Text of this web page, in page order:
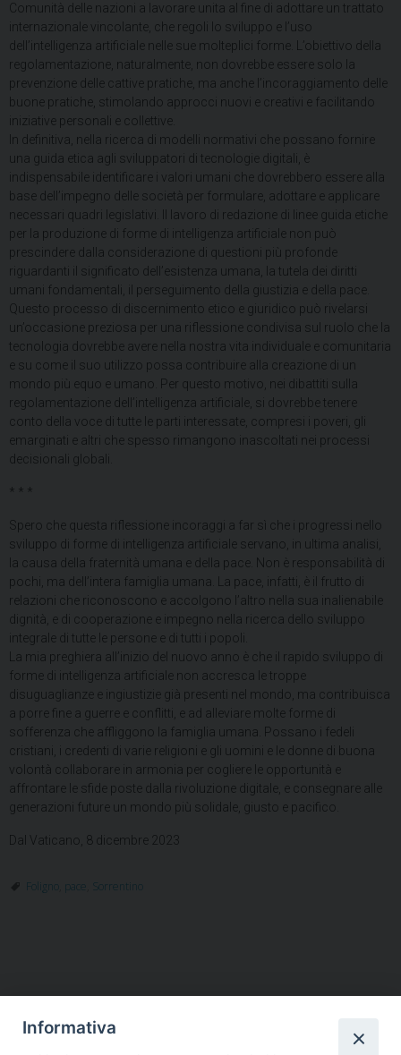
Comunità delle nazioni a lavorare unita al fine di adottare un trattato
internazionale vincolante, che regoli lo sviluppo e l’uso
dell’intelligenza artificiale nelle sue molteplici forme. L’obiettivo della
regolamentazione, naturalmente, non dovrebbe essere solo la
prevenzione delle cattive pratiche, ma anche l’incoraggiamento delle
buone pratiche, stimolando approcci nuovi e creativi e facilitando
iniziative personali e collettive.
In definitiva, nella ricerca di modelli normativi che possano fornire
una guida etica agli sviluppatori di tecnologie digitali, è
indispensabile identificare i valori umani che dovrebbero essere alla
base dell’impegno delle società per formulare, adottare e applicare
necessari quadri legislativi. Il lavoro di redazione di linee guida etiche
per la produzione di forme di intelligenza artificiale non può
prescindere dalla considerazione di questioni più profonde
riguardanti il significato dell’esistenza umana, la tutela dei diritti
umani fondamentali, il perseguimento della giustizia e della pace.
Questo processo di discernimento etico e giuridico può rivelarsi
un’occasione preziosa per una riflessione condivisa sul ruolo che la
tecnologia dovrebbe avere nella nostra vita individuale e comunitaria
e su come il suo utilizzo possa contribuire alla creazione di un
mondo più equo e umano. Per questo motivo, nei dibattiti sulla
regolamentazione dell’intelligenza artificiale, si dovrebbe tenere
conto della voce di tutte le parti interessate, compresi i poveri, gli
emarginati e altri che spesso rimangono inascoltati nei processi
decisionali globali.
* * *
Spero che questa riflessione incoraggi a far sì che i progressi nello
sviluppo di forme di intelligenza artificiale servano, in ultima analisi,
la causa della fraternità umana e della pace. Non è responsabilità di
pochi, ma dell’intera famiglia umana. La pace, infatti, è il frutto di
relazioni che riconoscono e accolgono l’altro nella sua inalienabile
dignità, e di cooperazione e impegno nella ricerca dello sviluppo
integrale di tutte le persone e di tutti i popoli.
La mia preghiera all’inizio del nuovo anno è che il rapido sviluppo di
forme di intelligenza artificiale non accresca le troppe
disuguaglianze e ingiustizie già presenti nel mondo, ma contribuisca
a porre fine a guerre e conflitti, e ad alleviare molte forme di
sofferenza che affliggono la famiglia umana. Possano i fedeli
cristiani, i credenti di varie religioni e gli uomini e le donne di buona
volontà collaborare in armonia per cogliere le opportunità e
affrontare le sfide poste dalla rivoluzione digitale, e consegnare alle
generazioni future un mondo più solidale, giusto e pacifico.
Dal Vaticano, 8 dicembre 2023
Foligno pace Sorrentino
Informativa